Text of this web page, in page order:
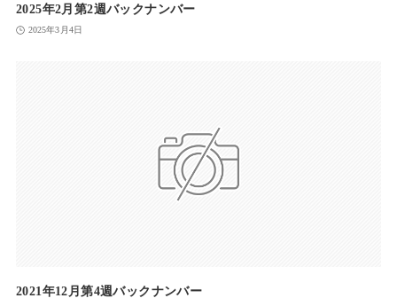
2025年2月第2週バックナンバー
2025年3月4日
2021年12月第4週バックナンバー